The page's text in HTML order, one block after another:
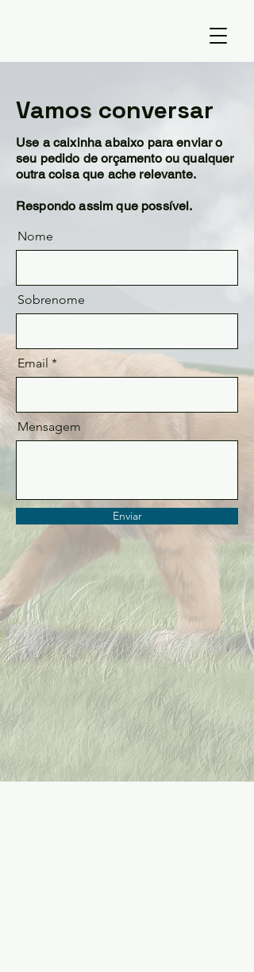
Vamos conversar
Use a caixinha abaixo para enviar o
seu pedido de orçamento ou qualquer
outra coisa que ache relevante.
Respondo assim que possível.
Nome
Sobrenome
Email
Mensagem
Enviar